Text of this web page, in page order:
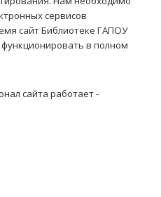
сервисов
сайт Библиотеке ГАПОУ
в полном
сайта работает -